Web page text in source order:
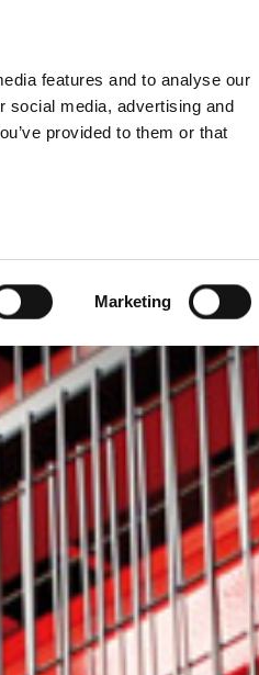
features and to analyse our
social media, advertising and
provided to them or that
Marketing
NOS SUCCÈS